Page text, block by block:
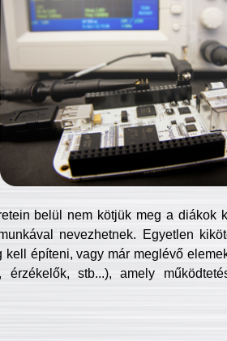
belül nem kötjük meg a diákok
nevezhetnek. Egyetlen
építeni, vagy már meglévő
érzékelők, stb...), amely